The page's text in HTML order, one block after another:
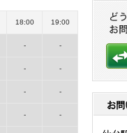
18:00 19:00
- -
- -
- -
- -